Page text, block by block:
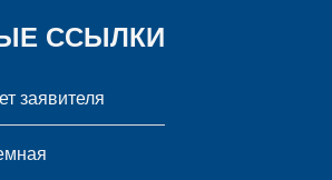
ССЫЛКИ
заявителя